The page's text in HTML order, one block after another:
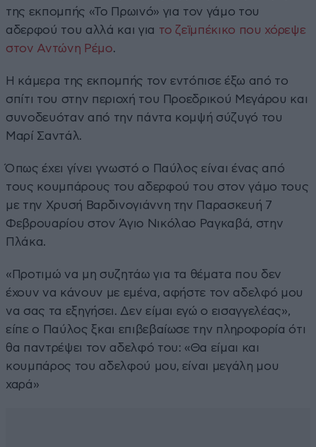
της εκπομπής «Το Πρωινό» για τον γάμο του
αδερφού του αλλά και για το ζεϊμπέκικο που χόρεψε
στον Αντώνη Ρέμο.
Η κάμερα της εκπομπής τον εντόπισε έξω από το
σπίτι του στην περιοχή του Προεδρικού Μεγάρου και
συνοδευόταν από την πάντα κομψή σύζυγό του
Μαρί Σαντάλ.
Όπως έχει γίνει γνωστό ο Παύλος είναι ένας από
τους κουμπάρους του αδερφού του στον γάμο τους
με την Χρυσή Βαρδινογιάννη την Παρασκευή 7
Φεβρουαρίου στον Άγιο Νικόλαο Ραγκαβά, στην
Πλάκα.
«Προτιμώ να μη συζητάω για τα θέματα που δεν
έχουν να κάνουν με εμένα, αφήστε τον αδελφό μου
να σας τα εξηγήσει. Δεν είμαι εγώ ο εισαγγελέας»,
είπε ο Παύλος ξκαι επιβεβαίωσε την πληροφορία ότι
θα παντρέψει τον αδελφό του: «Θα είμαι και
κουμπάρος του αδελφού μου, είναι μεγάλη μου
χαρά»